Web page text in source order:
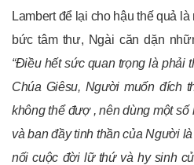
Lambert để lại cho hậu thế quả
bức tâm thư, Ngài căn dặn
“Điều hết sức quan trọng là phải
Chúa Giêsu, Người muốn đích
không thể đượ , nên dùng một
và ban đầy tinh thần của Người
nối cuộc đời lữ thứ và hy sinh